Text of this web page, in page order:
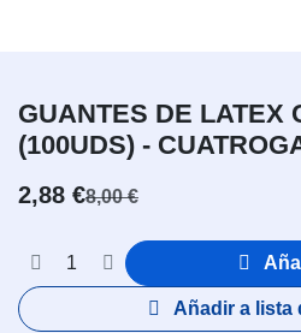
GUANTES DE LATEX
(100UDS) -
2,88 €8,00€
Añadir a lista